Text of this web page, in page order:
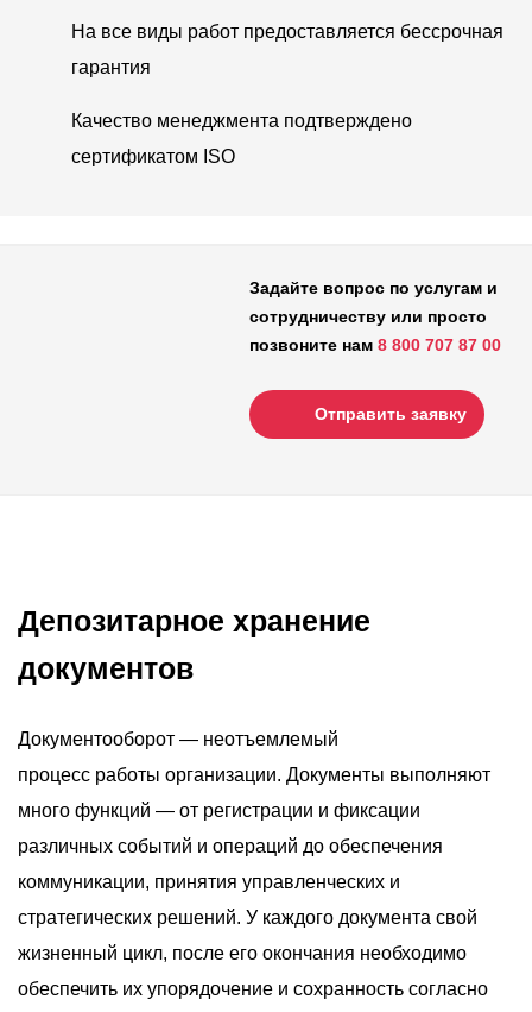
На все виды работ предоставляется бессрочная
гарантия
Качество менеджмента подтверждено
сертификатом ISO
Задайте вопрос по услугам и
сотрудничеству или просто
позвоните нам 8 800 707 87 00
Отправить заявку
Депозитарное хранение
документов
Документооборот — неотъемлемый
процесс работы организации. Документы выполняют
много функций — от регистрации и фиксации
различных событий и операций до обеспечения
коммуникации, принятия управленческих и
стратегических решений. У каждого документа свой
жизненный цикл, после его окончания необходимо
обеспечить их упорядочение и сохранность согласно